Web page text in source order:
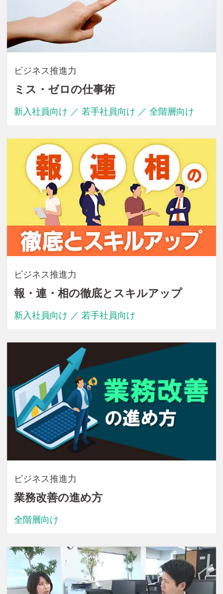
ビジネス推進力
ミス・ゼロの仕事術
新入社員向け ／ 若手社員向け ／ 全階層向け
ビジネス推進力
報・連・相の徹底とスキルアップ
新入社員向け ／ 若手社員向け
ビジネス推進力
業務改善の進め方
全階層向け